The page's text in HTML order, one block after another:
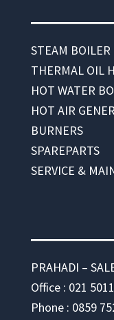
STEAM BOILER
THERMAL OIL
HOT WATER
HOT AIR
BURNERS
SPAREPARTS
SERVICE &
PRAHADI –
Office : 021
Phone : 0859